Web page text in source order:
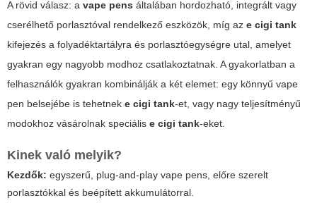
A rövid válasz: a vape pens általában hordozható, integrált vagy
cserélhető porlasztóval rendelkező eszközök, míg az e cigi tank
kifejezés a folyadéktartályra és porlasztóegységre utal, amelyet
gyakran egy nagyobb modhoz csatlakoztatnak. A gyakorlatban a
felhasználók gyakran kombinálják a két elemet: egy könnyű vape
pen belsejébe is tehetnek e cigi tank-et, vagy nagy teljesítményű
modokhoz vásárolnak speciális e cigi tank-eket.
Kinek való melyik?
Kezdők: egyszerű, plug-and-play vape pens, előre szerelt
porlasztókkal és beépített akkumulátorral.